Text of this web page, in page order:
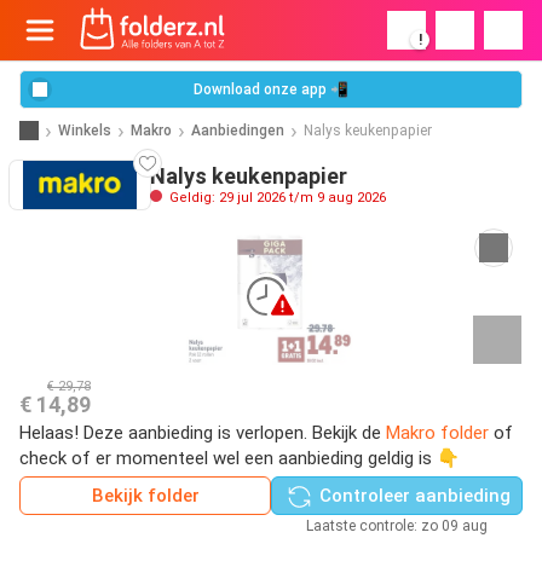
!
Download onze app 📲
Winkels Makro Aanbiedingen Nalys keukenpapier
Nalys keukenpapier
Geldig: 29 jul 2026 t/m 9 aug 2026
€ 29,78
€ 14,89
Helaas! Deze aanbieding is verlopen. Bekijk de Makro folder of
check of er momenteel wel een aanbieding geldig is 👇
Bekijk folder
Controleer aanbieding
Laatste controle: zo 09 aug